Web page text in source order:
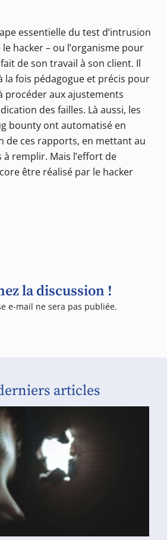
essentielle du test d’intrusion
hacker – ou l’organisme pour
de son travail à son client. Il
la fois pédagogue et précis pour
procéder aux ajustements
des failles. Là aussi, les
bounty ont automatisé en
de ces rapports, en mettant au
remplir. Mais l’effort de
être réalisé par le hacker
la discussion !
e-mail ne sera pas publiée.
articles